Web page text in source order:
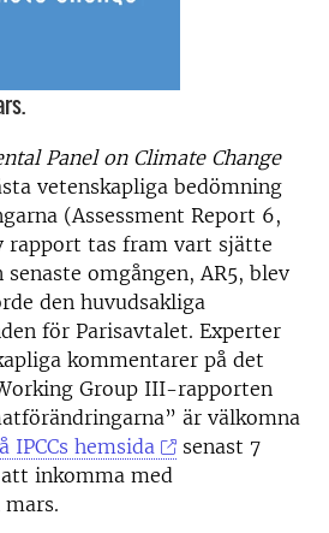
Panel on Climate Change
vetenskapliga bedömning
(Assessment Report 6,
rapport tas fram vart sjätte
omgången, AR5, blev
den huvudsakliga
för Parisavtalet. Experter
kommentarer på det
Group III-rapporten
är välkomna
IPCCs hemsida
senast 7
inkomma med
mars.